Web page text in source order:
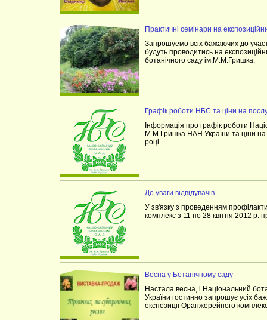
Практичні семінари на
Запрошуемо всіх бажаючих до
будуть проводитись на
ботанічного саду ім.М.М.Гришка.
Графік роботи НБС та ціни на
Інформація про графік роботи
М.М.Гришка НАН України та ціни на
році
До уваги відвідувачів
У зв'язку з проведенням
комплекс з 11 по 28 квітня 2012 р.
Весна у Ботанічному саду
Настала весна, і Національний
України гостинно запрошує усіх
експозиції Оранжерейного